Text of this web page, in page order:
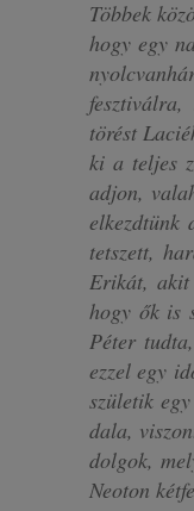
Többek
hogy egy
törést
ki a teljes
adjon,
elkezdtünk
tetszett,
Erikát, akit
hogy ők is
Péter
ezzel egy
születik
dala,
dolgok,
Neoton